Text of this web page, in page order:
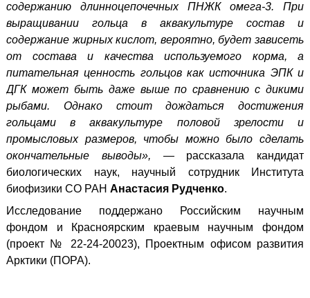
содержанию длинноцепочечных ПНЖК омега-3. При
выращивании гольца в аквакультуре состав и
содержание жирных кислот, вероятно, будет зависеть
от состава и качества используемого корма, а
питательная ценность гольцов как источника ЭПК и
ДГК может быть даже выше по сравнению с дикими
рыбами. Однако стоит дождаться достижения
гольцами в аквакультуре половой зрелости и
промысловых размеров, чтобы можно было сделать
окончательные выводы», — рассказала кандидат
биологических наук, научный сотрудник Института
биофизики СО РАН Анастасия Рудченко.
Исследование поддержано Российским научным
фондом и Красноярским краевым научным фондом
(проект № 22-24-20023), Проектным офисом развития
Арктики (ПОРА).